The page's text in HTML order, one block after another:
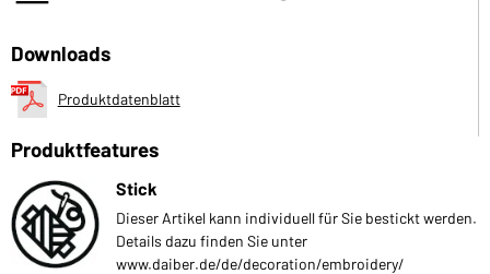
Downloads
Produktdatenblatt
Produktfeatures
Stick
Dieser Artikel kann individuell für Sie bestickt werden.
Details dazu finden Sie unter
www.daiber.de/de/decoration/embroidery/